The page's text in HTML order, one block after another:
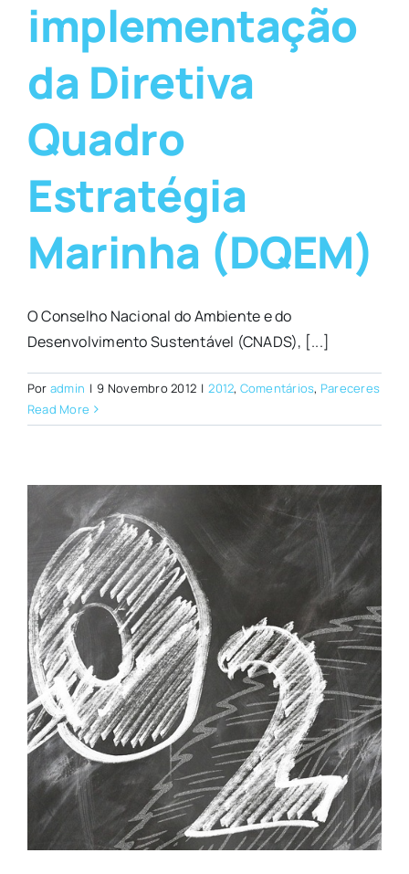
implementação
da Diretiva
Quadro
Estratégia
Marinha (DQEM)
O Conselho Nacional do Ambiente e do
Desenvolvimento Sustentável (CNADS), [...]
Por admin | 9 Novembro 2012 | 2012, Comentários, Pareceres
Read More